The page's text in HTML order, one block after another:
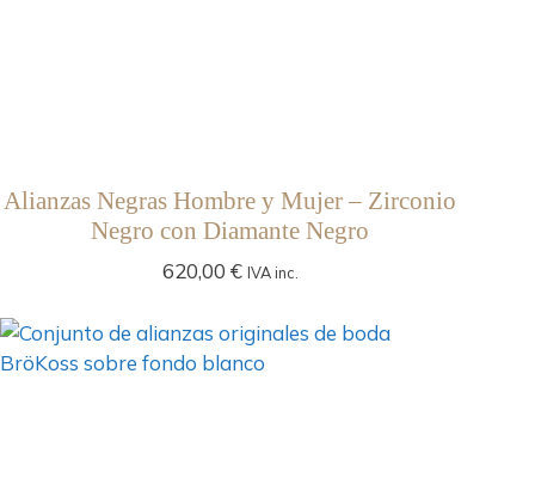
Alianzas Negras Hombre y Mujer – Zirconio
Negro con Diamante Negro
620,00 € IVA inc.